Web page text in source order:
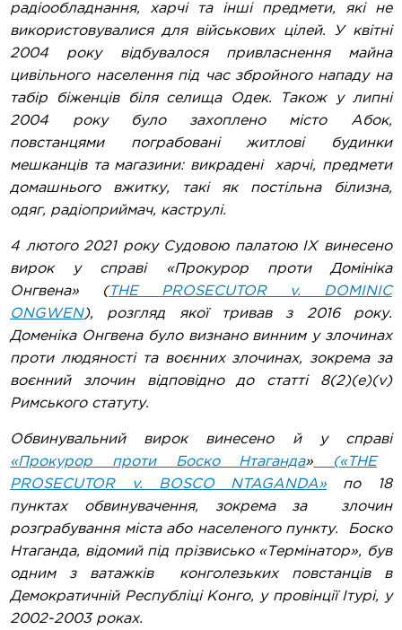
радіообладнання, харчі та інші предмети, які не
використовувалися для військових цілей. У квітні
2004 року відбувалося привласнення майна
цивільного населення під час збройного нападу на
табір біженців біля селища Одек. Також у липні
2004 року було захоплено місто Абок,
повстанцями пограбовані житлові будинки
мешканців та магазини: викрадені харчі, предмети
домашнього вжитку, такі як постільна білизна,
одяг, радіоприймач, каструлі.
4 лютого 2021 року Судовою палатою IX винесено
вирок у справі «Прокурор проти Домініка
Онгвена» (THE PROSECUTOR v. DOMINIC
ONGWEN), розгляд якої тривав з 2016 року.
Доменіка Онгвена було визнано винним у злочинах
проти людяності та воєнних злочинах, зокрема за
воєнний злочин відповідно до статті 8(2)(e)(v)
Римського статуту.
Обвинувальний вирок винесено й у справі
«Прокурор проти Боско Нтаганда» («THE
PROSECUTOR v. BOSCO NTAGANDA» по 18
пунктах обвинувачення, зокрема за злочин
розграбування міста або населеного пункту. Боско
Нтаганда, відомий під прізвисько «Термінатор», був
одним з ватажків конголезьких повстанців в
Демократичній Республіці Конго, у провінції Ітурі, у
2002-2003 роках.